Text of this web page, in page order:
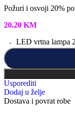
Požuri i osvoji 20%
20.20 KM
LED vrtna lampa
Usporediti
Dodaj u želje
Dostava i povrat robe